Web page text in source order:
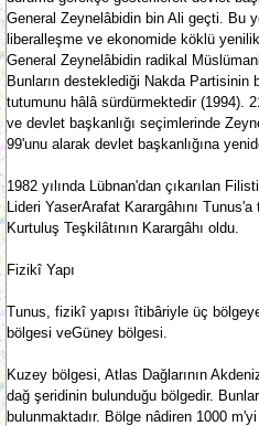
General Zeynelâbidin bin Ali geçti. Bu
liberalleşme ve ekonomide köklü
General Zeynelâbidin radikal
Bunların desteklediği Nakda
tutumunu hâlâ sürdürmektedir (1994).
ve devlet başkanlığı seçimlerinde
99'unu alarak devlet başkanlığına
1982 yılında Lübnan'dan çıkarılan
Lideri YaserArafat Karargâhını
Kurtuluş Teşkilâtının Karargâhı oldu.
Fizikî Yapı
Tunus, fizikî yapısı îtibâriyle üç
bölgesi veGüney bölgesi.
Kuzey bölgesi, Atlas Dağlarının
dağ şeridinin bulunduğu bölgedir.
bulunmaktadır. Bölge nâdiren 1000